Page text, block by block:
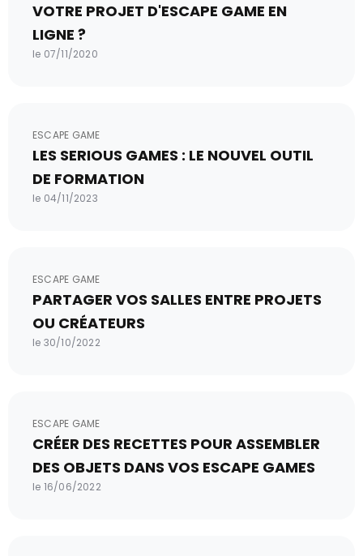
VOTRE PROJET D'ESCAPE GAME EN
LIGNE ?
le 07/11/2020
ESCAPE GAME
LES SERIOUS GAMES : LE NOUVEL OUTIL
DE FORMATION
le 04/11/2023
ESCAPE GAME
PARTAGER VOS SALLES ENTRE PROJETS
OU CRÉATEURS
le 30/10/2022
ESCAPE GAME
CRÉER DES RECETTES POUR ASSEMBLER
DES OBJETS DANS VOS ESCAPE GAMES
le 16/06/2022